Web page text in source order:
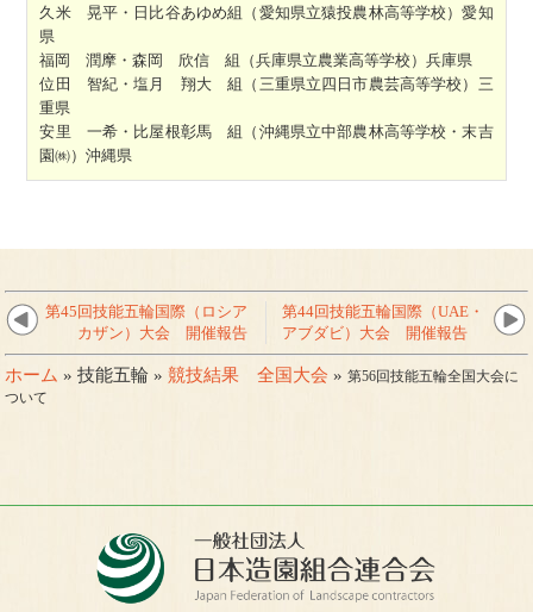
久米 晃平・日比谷あゆめ組（愛知県立猿投農林高等学校）愛知
県
福岡 潤摩・森岡 欣信 組（兵庫県立農業高等学校）兵庫県
位田 智紀・塩月 翔大 組（三重県立四日市農芸高等学校）三
重県
安里 一希・比屋根彰馬 組（沖縄県立中部農林高等学校・末吉
園㈱）沖縄県
第45回技能五輪国際（ロシア
カザン）大会 開催報告
第44回技能五輪国際（UAE・
アブダビ）大会 開催報告
ホーム » 技能五輪 »競技結果 全国大会 »第56回技能五輪全国大会に
ついて